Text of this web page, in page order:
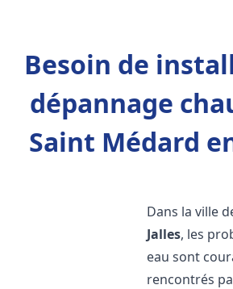
Besoin de
dépannage
Saint Médard
Dans la ville
Jalles, les
eau sont
rencontrés